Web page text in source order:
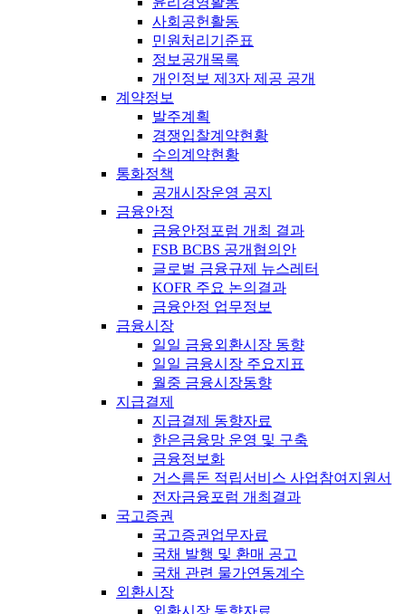
사회공헌활동
민원처리기준표
정보공개목록
개인정보 제3자 제공 공개
계약정보
발주계획
경쟁입찰계약현황
수의계약현황
통화정책
공개시장운영 공지
금융안정
금융안정포럼 개최 결과
FSB BCBS 공개협의안
글로벌 금융규제 뉴스레터
KOFR 주요 논의결과
금융안정 업무정보
금융시장
일일 금융외환시장 동향
일일 금융시장 주요지표
월중 금융시장동향
지급결제
지급결제 동향자료
한은금융망 운영 및 구축
금융정보화
거스름돈 적립서비스 사업참여지원서
전자금융포럼 개최결과
국고증권
국고증권업무자료
국채 발행 및 환매 공고
국채 관련 물가연동계수
외환시장